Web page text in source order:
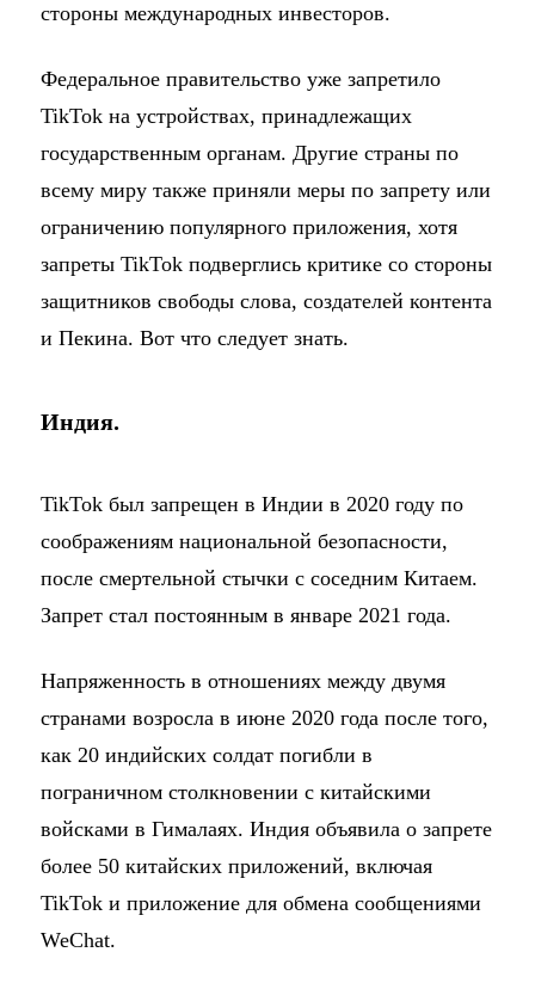
стороны международных инвесторов.
Федеральное правительство уже запретило
TikTok на устройствах, принадлежащих
государственным органам. Другие страны по
всему миру также приняли меры по запрету или
ограничению популярного приложения, хотя
запреты TikTok подверглись критике со стороны
защитников свободы слова, создателей контента
и Пекина. Вот что следует знать.
Индия.
TikTok был запрещен в Индии в 2020 году по
соображениям национальной безопасности,
после смертельной стычки с соседним Китаем.
Запрет стал постоянным в январе 2021 года.
Напряженность в отношениях между двумя
странами возросла в июне 2020 года после того,
как 20 индийских солдат погибли в
пограничном столкновении с китайскими
войсками в Гималаях. Индия объявила о запрете
более 50 китайских приложений, включая
TikTok и приложение для обмена сообщениями
WeChat.